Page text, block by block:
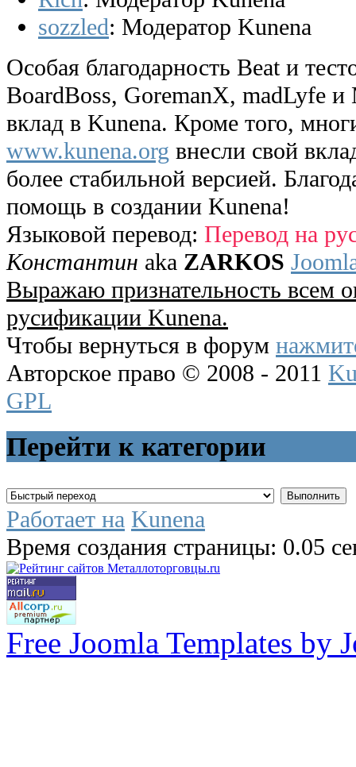
sozzled: Модератор Kunena
Особая благодарность Beat и
BoardBoss, GoremanX, madLyfe и
вклад в Kunena. Кроме того,
www.kunena.org внесли свой
более стабильной версией.
помощь в создании Kunena!
Языковой перевод: Перевод на
Константин aka ZARKOS
Выражаю признательность всем
русификации Kunena.
Чтобы вернуться в форум
Авторское право © 2008 - 2011
GPL
Перейти к категории
Работает на Kunena
Время создания страницы: 0.05
Free Joomla Templates by